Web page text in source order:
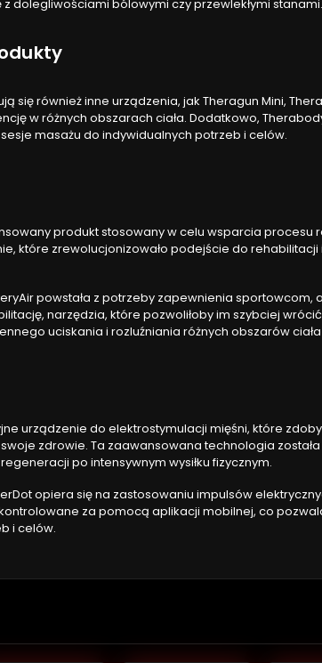
dolegliwościami bólowymi czy przewlekłymi stanami.
się również inne urządzenia, jak Theragun Mini,
w różnych obszarach ciała. Dodatkowo,
masażu do indywidualnych potrzeb i celów.
produkt stosowany w celu wsparcia procesu
które zrewolucjonizowało podejście do
powstała z potrzeby zapewnienia
narzędzia, które pozwoliłoby im szybciej
uciskania i rozluźniania różnych obszarów
urządzenie do elektrostymulacji mięśni, które
zdrowie. Ta zaawansowana technologia
po intensywnym wysiłku fizycznym.
opiera się na zastosowaniu impulsów
za pomocą aplikacji mobilnej, co
i celów.